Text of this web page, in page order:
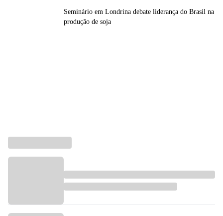
Seminário em Londrina debate liderança do Brasil na
produção de soja